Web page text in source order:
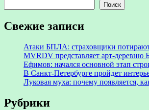
Поиск
Свежие записи
Атаки БПЛА: страховщики
MVRDV представляет арт-
Ефимов: начался основной этап
В Санкт-Петербурге пройдет
Луковая муха: почему появляется,
Рубрики